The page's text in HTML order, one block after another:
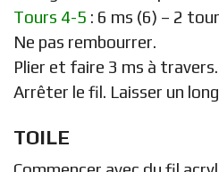
Tours 4-5 : 6 ms (6) – 2
Ne pas rembourrer.
Plier et faire 3 ms à travers.
Arrêter le fil. Laisser un
TOILE